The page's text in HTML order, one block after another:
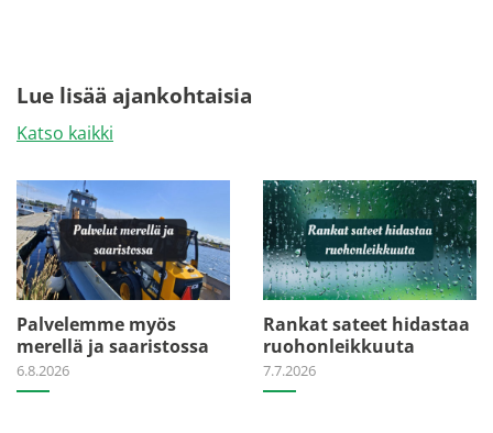
Lue lisää ajankohtaisia
Katso kaikki
Palvelemme myös
merellä ja saaristossa
6.8.2026
Rankat sateet hidastaa
ruohonleikkuuta
7.7.2026